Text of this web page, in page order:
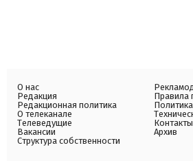
О нас
Редакция
Редакционная политика
О телеканале
Телеведущие
Вакансии
Структура собственности
Правила
Контакты
Архив